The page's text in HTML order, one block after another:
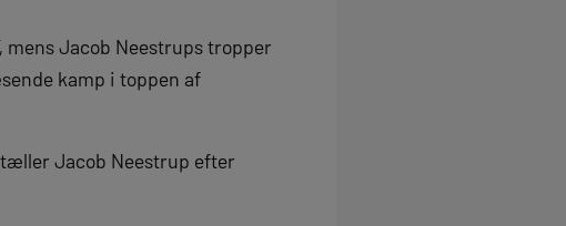
, mens Jacob Neestrups tropper
kamp i toppen af
Jacob Neestrup efter